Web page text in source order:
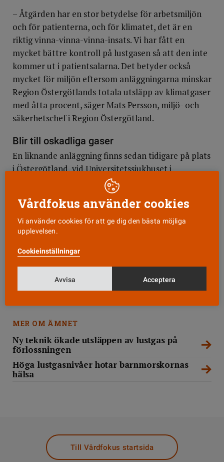
– Åtgärden har en stor betydelse för arbetsmiljön
och för patienterna, och för klimatet, det är en
riktig vinna-vinna-vinna-insats. Vi har fått en
mycket bättre kontroll på lustgasen så att den inte
kommer ut i patientsalarna. Det betyder också
mycket för miljön eftersom anläggningarna minskar
Region Östergötlands totala utsläpp av klimatgaser
med åtta procent, säger Mats Persson, miljö- och
säkerhetschef i Region Östergötland.
Blir till oskadliga gaser
En liknande anläggning finns sedan tidigare på plats
i Östergötland, vid Universitetssjukhuset i
Tekniken bygger på att utandad lustgas och
överskottsgas tas omhand via ett slutet
ventilationssystem och leds till en
katalysator spjälkas lustgasmolekylen (N2O) till
kväve (N2) och syre (O2) som är vanliga gaser i vår
atmosfär och inte påverkar klimatet.
MER OM ÄMNET
Ny teknik ökade utsläppen av lustgas på
förlossningen
Höga lustgasnivåer hotar barnmorskornas
hälsa
Till Vårdfokus startsida
Vårdfokus använder cookies
Vi använder cookies för att ge dig den bästa möjliga
upplevelsen.
Cookieinställningar
Avvisa Acceptera